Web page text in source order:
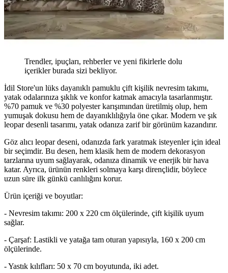
Trendler, ipuçları, rehberler ve yeni fikirlerle dolu
içerikler burada sizi bekliyor.
İdil Store'un lüks dayanıklı pamuklu çift kişilik nevresim takımı,
yatak odalarınıza şıklık ve konfor katmak amacıyla tasarlanmıştır.
%70 pamuk ve %30 polyester karışımından üretilmiş olup, hem
yumuşak dokusu hem de dayanıklılığıyla öne çıkar. Modern ve şık
leopar desenli tasarımı, yatak odanıza zarif bir görünüm kazandırır.
Göz alıcı leopar deseni, odanızda fark yaratmak isteyenler için ideal
bir seçimdir. Bu desen, hem klasik hem de modern dekorasyon
tarzlarına uyum sağlayarak, odanıza dinamik ve enerjik bir hava
katar. Ayrıca, ürünün renkleri solmaya karşı dirençlidir, böylece
uzun süre ilk günkü canlılığını korur.
Ürün içeriği ve boyutlar:
- Nevresim takımı: 200 x 220 cm ölçülerinde, çift kişilik uyum
sağlar.
- Çarşaf: Lastikli ve yatağa tam oturan yapısıyla, 160 x 200 cm
ölçülerinde.
- Yastık kılıfları: 50 x 70 cm boyutunda, iki adet.